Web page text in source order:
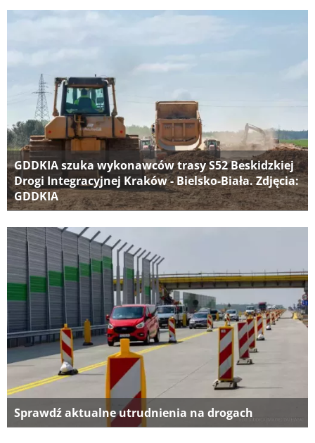
GDDKIA szuka wykonawców trasy S52 Beskidzkiej
Drogi Integracyjnej Kraków - Bielsko-Biała. Zdjęcia:
GDDKIA
Sprawdź aktualne utrudnienia na drogach